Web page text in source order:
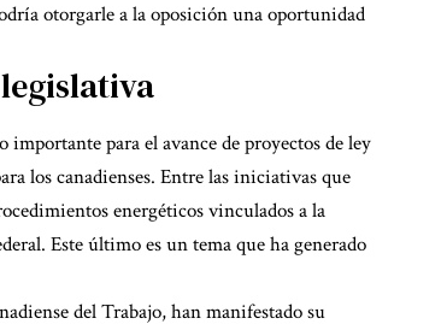
otorgarle a la oposición una oportunidad
importante para el avance de proyectos de ley
los canadienses. Entre las iniciativas que
energéticos vinculados a la
Este último es un tema que ha generado
del Trabajo, han manifestado su